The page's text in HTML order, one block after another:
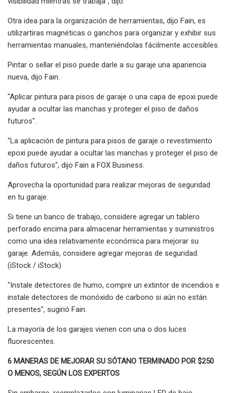
Otra idea para la organización de herramientas, dijo Fain, es
utilizartiras magnéticas o ganchos para organizar y exhibir sus
herramientas manuales, manteniéndolas fácilmente accesibles.
Pintar o sellar el piso puede darle a su garaje una apariencia
nueva, dijo Fain.
"Aplicar pintura para pisos de garaje o una capa de epoxi puede
ayudar a ocultar las manchas y proteger el piso de daños
futuros".
"La aplicación de pintura para pisos de garaje o revestimiento
epoxi puede ayudar a ocultar las manchas y proteger el piso de
daños futuros", dijo Fain a FOX Business.
Aprovecha la oportunidad para realizar mejoras de seguridad
en tu garaje.
Si tiene un banco de trabajo, considere agregar un tablero
perforado encima para almacenar herramientas y suministros
como una idea relativamente económica para mejorar su
garaje. Además, considere agregar mejoras de seguridad.
(iStock / iStock)
"Instale detectores de humo, compre un extintor de incendios e
instale detectores de monóxido de carbono si aún no están
presentes", sugirió Fain.
La mayoría de los garajes vienen con una o dos luces
fluorescentes.
6 MANERAS DE MEJORAR SU SÓTANO TERMINADO POR $250
O MENOS, SEGÚN LOS EXPERTOS